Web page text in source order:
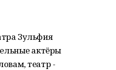
Зульфия
актёры
театр -